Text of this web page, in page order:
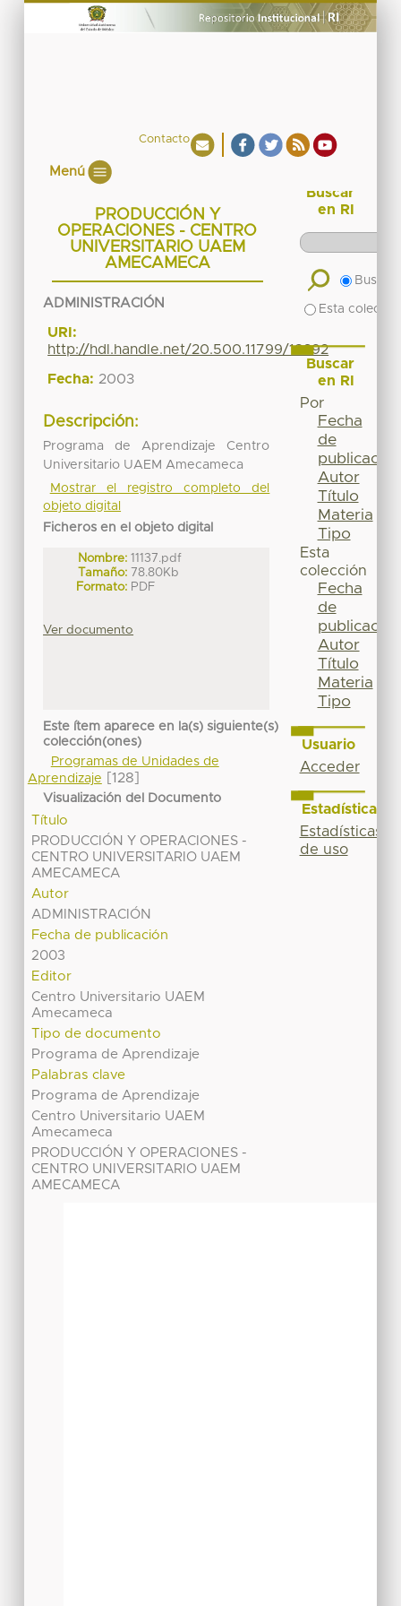
Contacto
Menú
PRODUCCIÓN Y
OPERACIONES - CENTRO
UNIVERSITARIO UAEM
AMECAMECA
ADMINISTRACIÓN
URI:
http://hdl.handle.net/20.500.11799/18392
Fecha: 2003
Descripción:
Programa de Aprendizaje Centro
Universitario UAEM Amecameca
Mostrar el registro completo del
objeto digital
Ficheros en el objeto digital
Nombre: 11137.pdf
Tamaño: 78.80Kb
Formato: PDF
Ver documento
Este ítem aparece en la(s) siguiente(s)
colección(ones)
Programas de Unidades de
Aprendizaje
[128]
Visualización del Documento
Título
PRODUCCIÓN Y OPERACIONES -
CENTRO UNIVERSITARIO UAEM
AMECAMECA
Autor
ADMINISTRACIÓN
Fecha de publicación
2003
Editor
Centro Universitario UAEM
Amecameca
Tipo de documento
Programa de Aprendizaje
Palabras clave
Programa de Aprendizaje
Centro Universitario UAEM
Amecameca
PRODUCCIÓN Y OPERACIONES -
CENTRO UNIVERSITARIO UAEM
AMECAMECA
Buscar
en RI
Buscar
Esta
Buscar
en RI
Por
Fecha
de
publicación
Autor
Título
Materia
Tipo
Esta
colección
Fecha
de
publicación
Autor
Título
Materia
Tipo
Usuario
Acceder
Estadísticas
Estadísticas
de uso